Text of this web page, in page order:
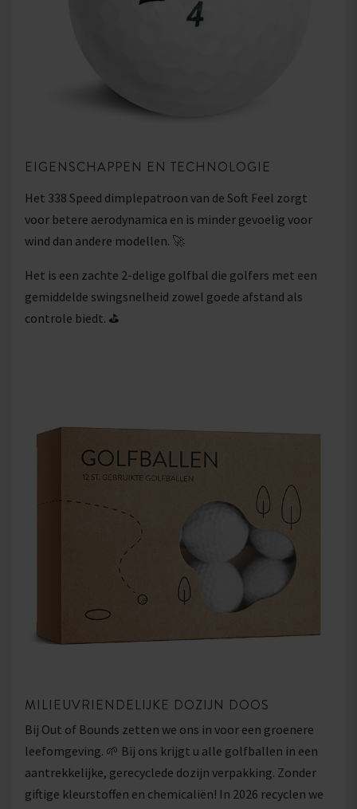
EIGENSCHAPPEN EN TECHNOLOGIE
Het 338 Speed dimplepatroon van de Soft Feel zorgt
voor betere aerodynamica en is minder gevoelig voor
wind dan andere modellen. 🚀
Het is een zachte 2-delige golfbal die golfers met een
gemiddelde swingsnelheid zowel goede afstand als
controle biedt. ⛳
MILIEUVRIENDELIJKE DOZIJN DOOS
Bij Out of Bounds zetten we ons in voor een groenere
leefomgeving. 🌱 Bij ons krijgt u alle golfballen in een
aantrekkelijke, gerecyclede dozijn verpakking. Zonder
giftige kleurstoffen en chemicaliën! In 2026 recyclen we